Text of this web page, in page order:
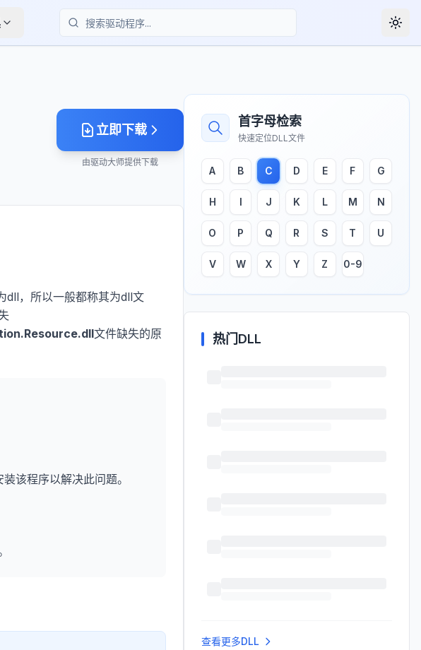
搜索
立即下载
由驱动大师提供下载
dll，所以一般都称其为dll文
文件缺失的原
该程序以解决此问题。
首字母检索
快速定位DLL文件
A B C D E F G
H I J K L M N
O P Q R S T U
V W X Y Z 0-9
热门DLL
查看更多DLL